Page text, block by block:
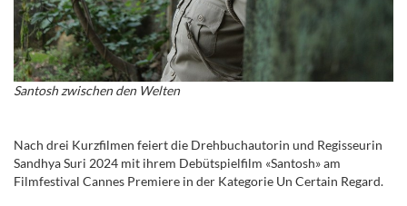
Santosh zwischen den Welten
Nach drei Kurzfilmen feiert die Drehbuchautorin und Regisseurin
Sandhya Suri 2024 mit ihrem Debütspielfilm «Santosh» am
Filmfestival Cannes Premiere in der Kategorie Un Certain Regard.